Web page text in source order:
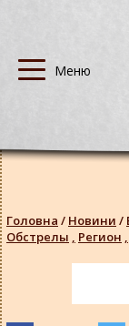
Головна / Новини /
Обстрелы , Регион ,